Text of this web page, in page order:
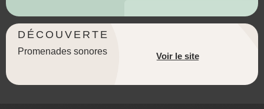
DÉCOUVERTE
Promenades sonores Voir le site